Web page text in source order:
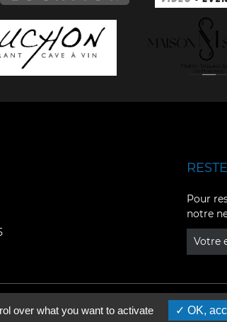
YouTube
Pour
notre
over what you want to activate OK,